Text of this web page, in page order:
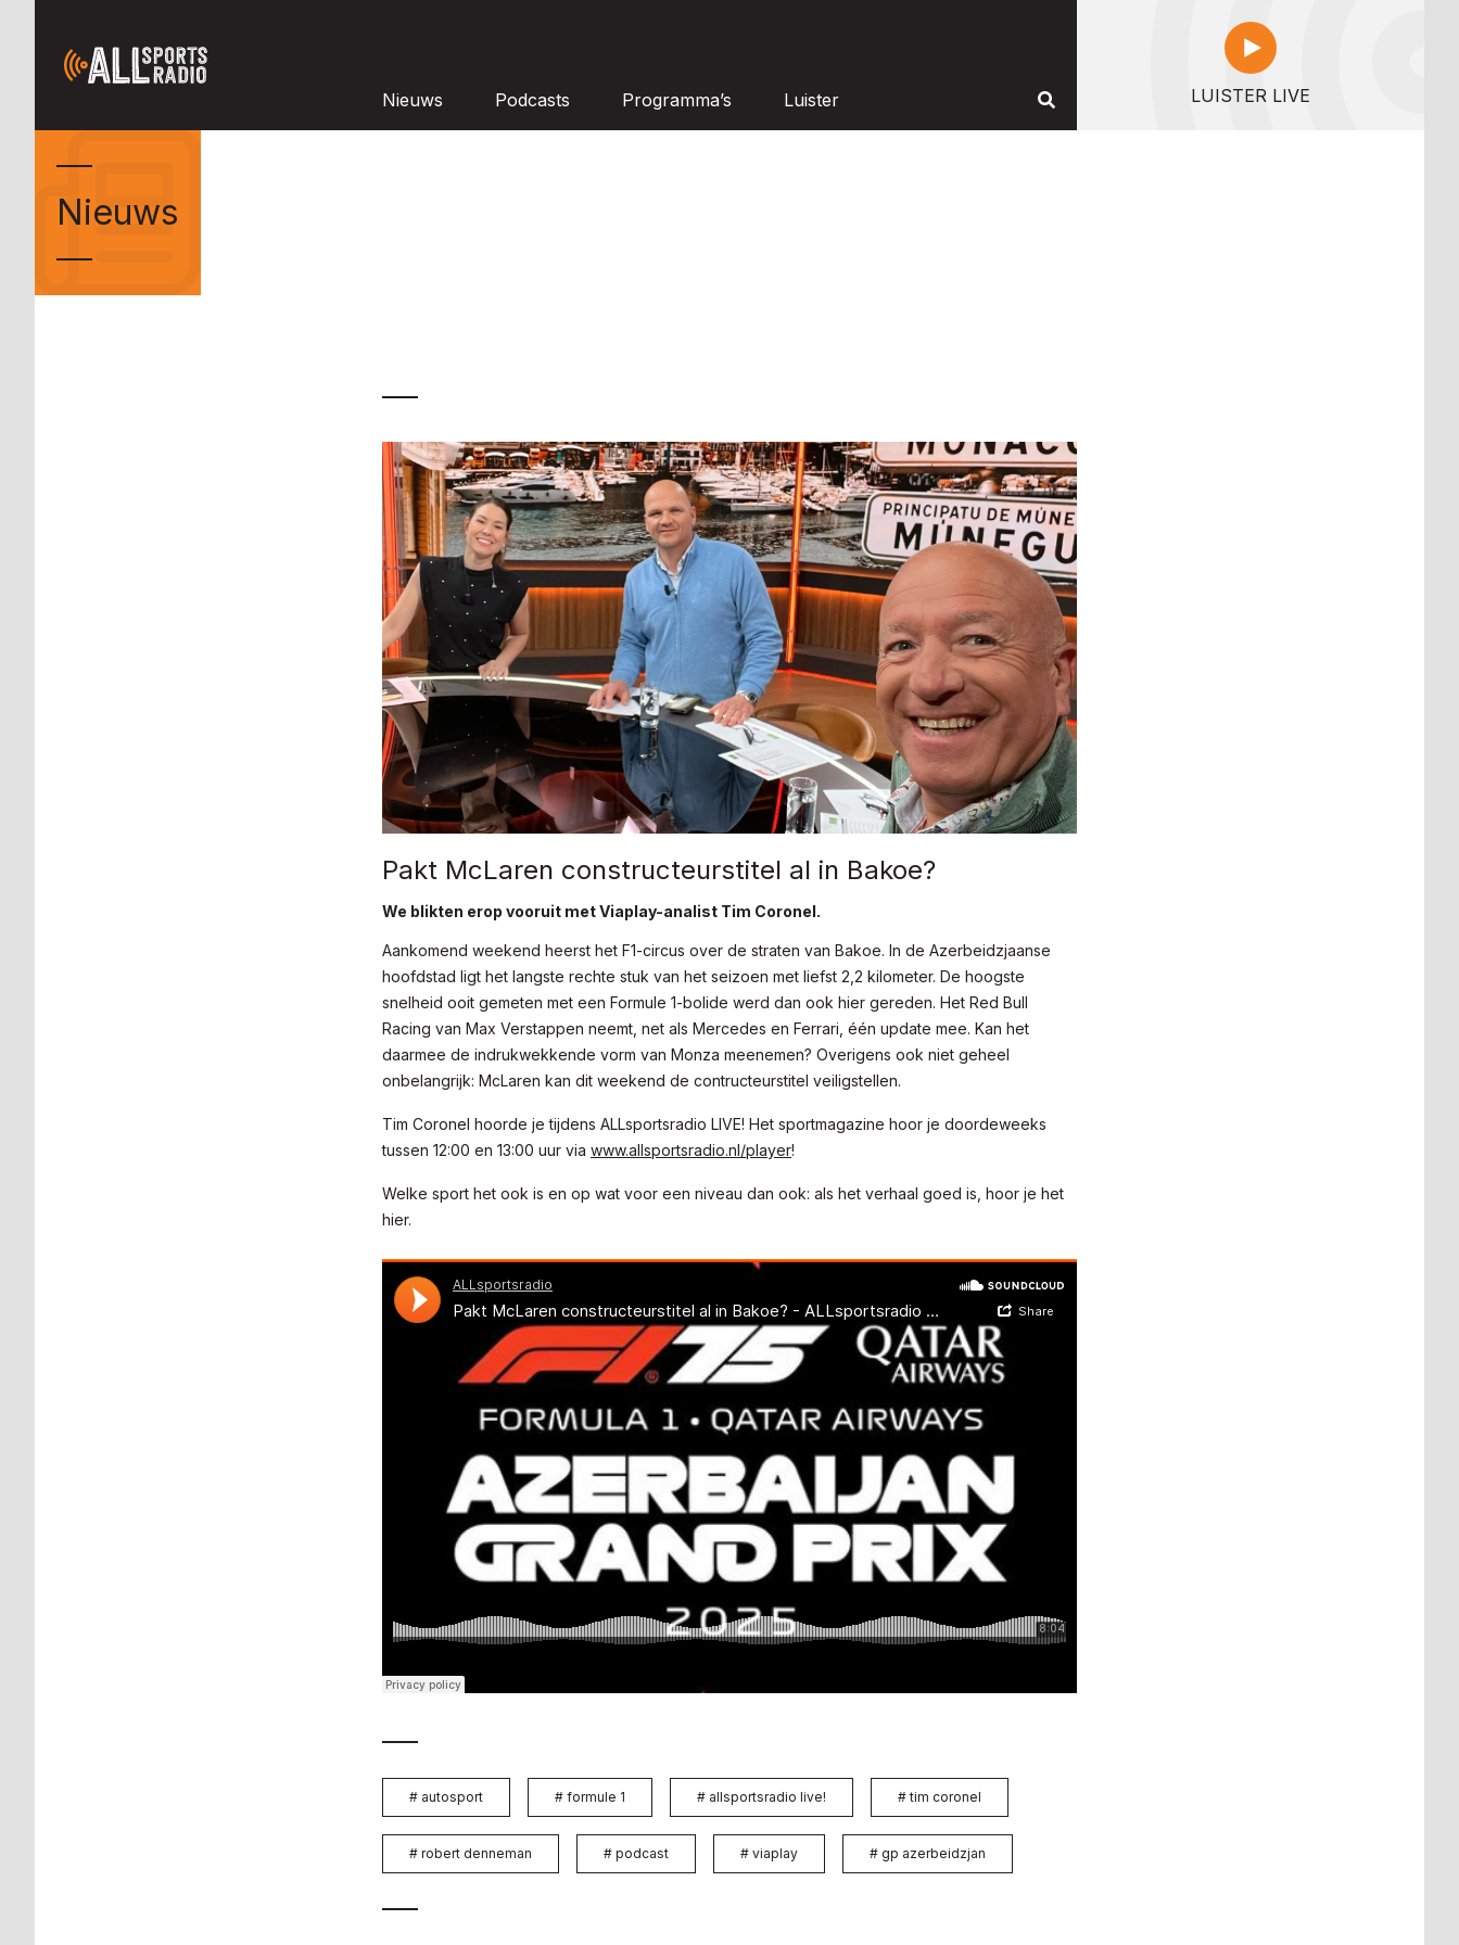
Nieuws Podcasts Programma’s Luister LUISTER LIVE
Nieuws
Pakt McLaren constructeurstitel al in Bakoe?
We blikten erop vooruit met Viaplay-analist Tim Coronel.
Aankomend weekend heerst het F1-circus over de straten van Bakoe. In de Azerbeidzjaanse
hoofdstad ligt het langste rechte stuk van het seizoen met liefst 2,2 kilometer. De hoogste
snelheid ooit gemeten met een Formule 1-bolide werd dan ook hier gereden. Het Red Bull
Racing van Max Verstappen neemt, net als Mercedes en Ferrari, één update mee. Kan het
daarmee de indrukwekkende vorm van Monza meenemen? Overigens ook niet geheel
onbelangrijk: McLaren kan dit weekend de contructeurstitel veiligstellen.
Tim Coronel hoorde je tijdens ALLsportsradio LIVE! Het sportmagazine hoor je doordeweeks
tussen 12:00 en 13:00 uur via www.allsportsradio.nl/player!
Welke sport het ook is en op wat voor een niveau dan ook: als het verhaal goed is, hoor je het
hier.
# autosport # formule 1 # allsportsradio live! #tim coronel
# robert denneman # podcast # viaplay # gp azerbeidzjan